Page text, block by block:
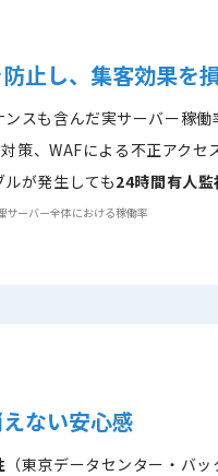
止し、集客効果を
スも含んだ実サーバー稼働
策、WAFによる不正アクセ
が発生しても24時間有人
サーバー全体における稼働率
ない安心感
（東京データセンター・バッ